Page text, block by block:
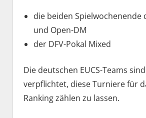
die beiden Spielwochenende
und Open-DM
der DFV-Pokal Mixed
Die deutschen EUCS-Teams
verpflichtet, diese Turniere für
Ranking zählen zu lassen.